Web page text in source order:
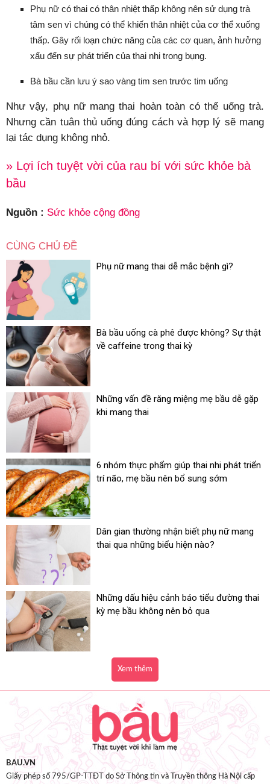
Phụ nữ có thai có thân nhiệt thấp không nên sử dụng trà
tâm sen vì chúng có thể khiến thân nhiệt của cơ thể xuống
thấp. Gây rối loạn chức năng của các cơ quan, ảnh hưởng
xấu đến sự phát triển của thai nhi trong bụng.
Bà bầu cần lưu ý sao vàng tim sen trước tim uống
Như vậy, phụ nữ mang thai hoàn toàn có thể uống trà.
Nhưng cần tuân thủ uống đúng cách và hợp lý sẽ mang
lại tác dụng không nhỏ.
» Lợi ích tuyệt vời của rau bí với sức khỏe bà
bầu
Nguồn : Sức khỏe cộng đồng
CÙNG CHỦ ĐỀ
Phụ nữ mang thai dễ mắc bệnh gì?
Bà bầu uống cà phê được không? Sự thật
về caffeine trong thai kỳ
Những vấn đề răng miệng mẹ bầu dễ gặp
khi mang thai
6 nhóm thực phẩm giúp thai nhi phát triển
trí não, mẹ bầu nên bổ sung sớm
Dân gian thường nhận biết phụ nữ mang
thai qua những biểu hiện nào?
Những dấu hiệu cảnh báo tiểu đường thai
kỳ mẹ bầu không nên bỏ qua
Xem thêm
BAU.VN
Giấy phép số 795/GP-TTĐT do Sở Thông tin và Truyền thông Hà Nội cấp